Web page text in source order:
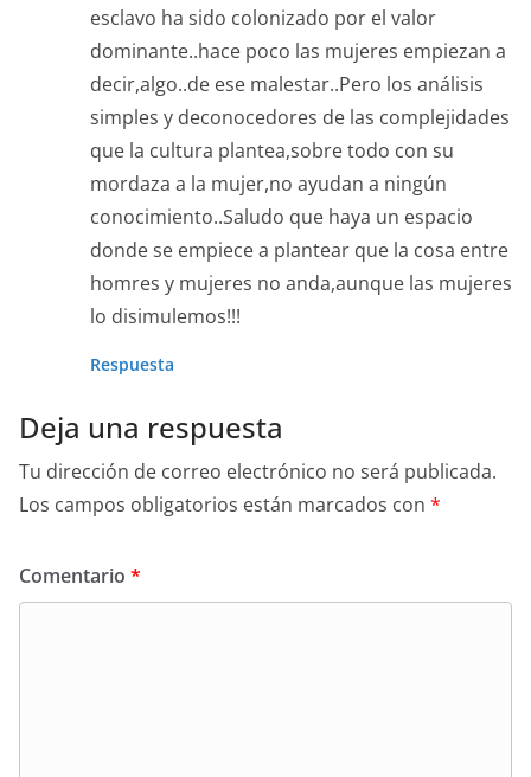
esclavo ha sido colonizado por el valor
dominante..hace poco las mujeres empiezan a
decir,algo..de ese malestar..Pero los análisis
simples y deconocedores de las complejidades
que la cultura plantea,sobre todo con su
mordaza a la mujer,no ayudan a ningún
conocimiento..Saludo que haya un espacio
donde se empiece a plantear que la cosa entre
homres y mujeres no anda,aunque las mujeres
lo disimulemos!!!
Respuesta
Deja una respuesta
Tu dirección de correo electrónico no será publicada.
Los campos obligatorios están marcados con *
Comentario *